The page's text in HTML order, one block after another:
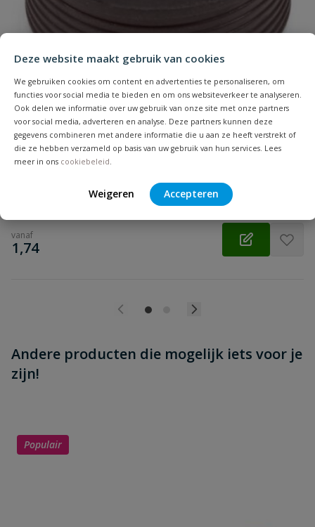
Deze website maakt gebruik van cookies
We gebruiken cookies om content en advertenties te personaliseren, om
functies voor social media te bieden en om ons websiteverkeer te analyseren.
Ook delen we informatie over uw gebruik van onze site met onze partners
voor social media, adverteren en analyse. Deze partners kunnen deze
gegevens combineren met andere informatie die u aan ze heeft verstrekt of
die ze hebben verzameld op basis van uw gebruik van hun services. Lees
meer in ons cookiebeleid
Weigeren Accepteren
Beoordeling
Beoordeling versturen
Rubberen overgangsstuk
Aansluiting: inwendig lijm | Diameter: 32 t/m 75 mm | Kleur:
grijs | Keurmerk: KOMO
vanaf
€
1,74
Andere producten die mogelijk iets voor je
zijn!
Populair